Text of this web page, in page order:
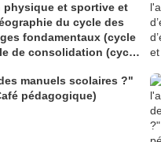
physique et sportive et
du cycle des
fondamentaux (cycle
de consolidation (cycle
manuels scolaires ?"
pédagogique)